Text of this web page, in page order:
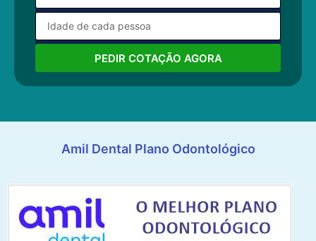
PEDIR COTAÇÃO AGORA
Amil Dental Plano Odontológico